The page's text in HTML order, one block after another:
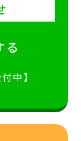
る
中】